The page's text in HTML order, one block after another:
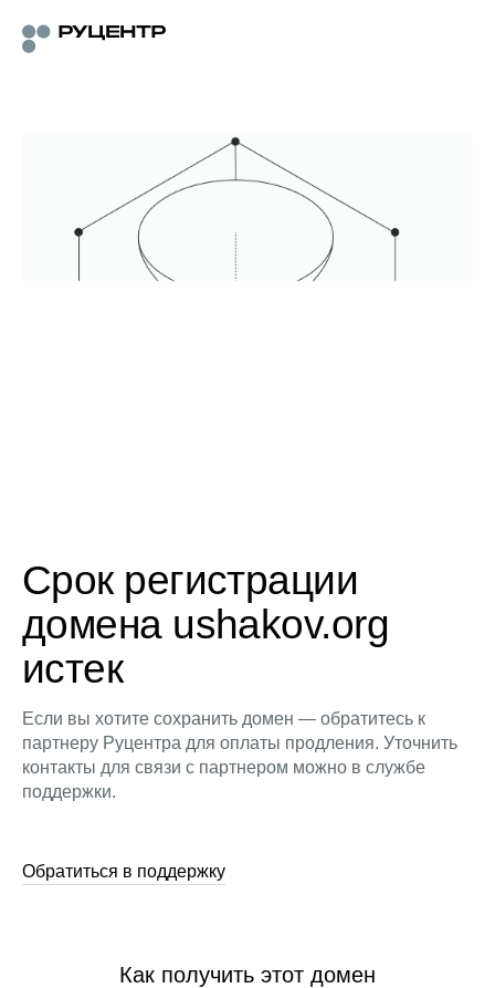
Срок регистрации
домена ushakov.org
истек
Если вы хотите сохранить домен — обратитесь к
партнеру Руцентра для оплаты продления. Уточнить
контакты для связи с партнером можно в службе
поддержки.
Обратиться в поддержку
Как получить этот домен